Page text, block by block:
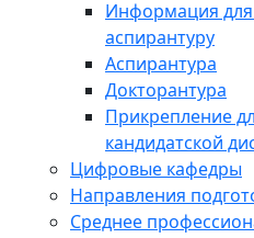
Информация
аспирантуру
Аспирантура
Докторантура
Прикрепление
кандидатской
Цифровые кафедры
Направления
Среднее